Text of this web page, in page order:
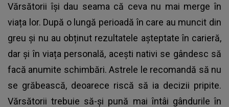
Vărsătorii își dau seama că ceva nu mai merge în
viața lor. După o lungă perioadă în care au muncit din
greu și nu au obținut rezultatele așteptate în carieră,
dar și în viața personală, acești nativi se gândesc să
facă anumite schimbări. Astrele le recomandă să nu
se grăbească, deoarece riscă să ia decizii pripite.
Vărsătorii trebuie să-și pună mai întâi gândurile în